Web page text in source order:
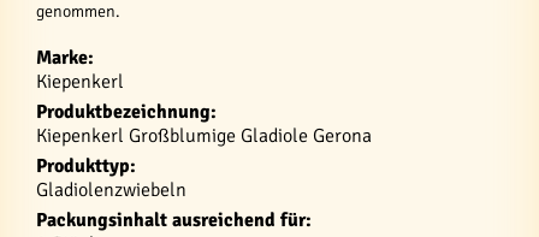
genommen.
Marke:
Kiepenkerl
Produktbezeichnung:
Kiepenkerl Großblumige Gladiole Gerona
Produkttyp:
Gladiolenzwiebeln
Packungsinhalt ausreichend für: